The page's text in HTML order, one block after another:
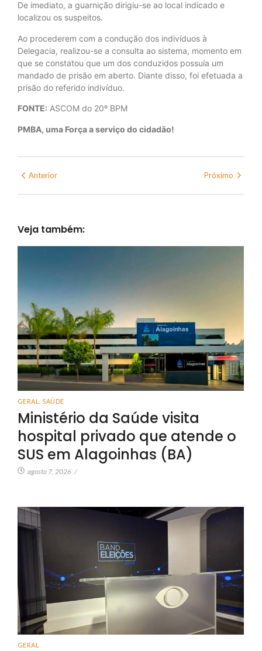
De imediato, a guarnição dirigiu-se ao local indicado e
localizou os suspeitos.
Ao procederem com a condução dos indivíduos à
Delegacia, realizou-se a consulta ao sistema, momento em
que se constatou que um dos conduzidos possuía um
mandado de prisão em aberto. Diante disso, foi efetuada a
prisão do referido indivíduo.
FONTE: ASCOM do 20º BPM
PMBA, uma Força a serviço do cidadão!
Anterior Próximo
Veja também:
GERAL SAÚDE
Ministério da Saúde visita
hospital privado que atende o
SUS em Alagoinhas (BA)
agosto 7, 2026 /
GERAL